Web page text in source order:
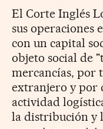
El Corte Inglés
sus operaciones
con un capital
objeto social de
mercancías, por
extranjero y por
actividad
la distribución y